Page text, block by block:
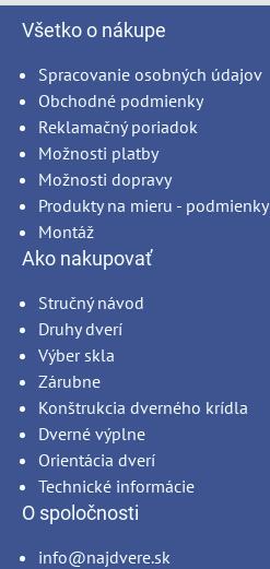
Všetko o nákupe
Spracovanie osobných údajov
Obchodné podmienky
Reklamačný poriadok
Možnosti platby
Možnosti dopravy
Produkty na mieru - podmienky
Montáž
Ako nakupovať
Stručný návod
Druhy dverí
Výber skla
Zárubne
Konštrukcia dverného krídla
Dverné výplne
Orientácia dverí
Technické informácie
O spoločnosti
info@najdvere.sk